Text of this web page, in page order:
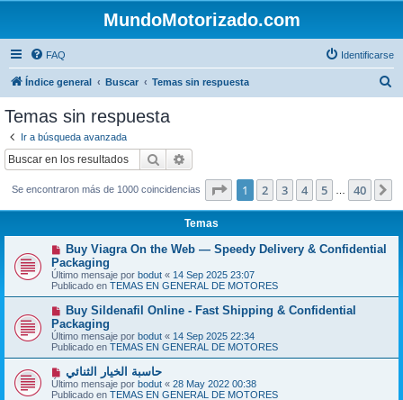
MundoMotorizado.com
FAQ Identificarse
Índice general Buscar Temas sin respuesta
Temas sin respuesta
Ir a búsqueda avanzada
Buscar
Se encontraron más de 1000 coincidencias Página de 40
1 2 3 4 5 40
Temas
N
e
v
o
m
n
s
a
Buy Viagra On the Web — Speedy Delivery & Confidential
Packaging
Último mensaje por bodut « 14 Sep 2025 23:07
Publicado en TEMAS EN GENERAL DE MOTORES
N
e
v
o
m
e
n
s
Buy Sildenafil Online - Fast Shipping & Confidential
Packaging
Último mensaje por bodut « 14 Sep 2025 22:34
Publicado en TEMAS EN GENERAL DE MOTORES
u
e
حاسبة الخيار الثنائي
Último mensaje por bodut « 28 May 2022 00:38
Publicado en TEMAS EN GENERAL DE MOTORES